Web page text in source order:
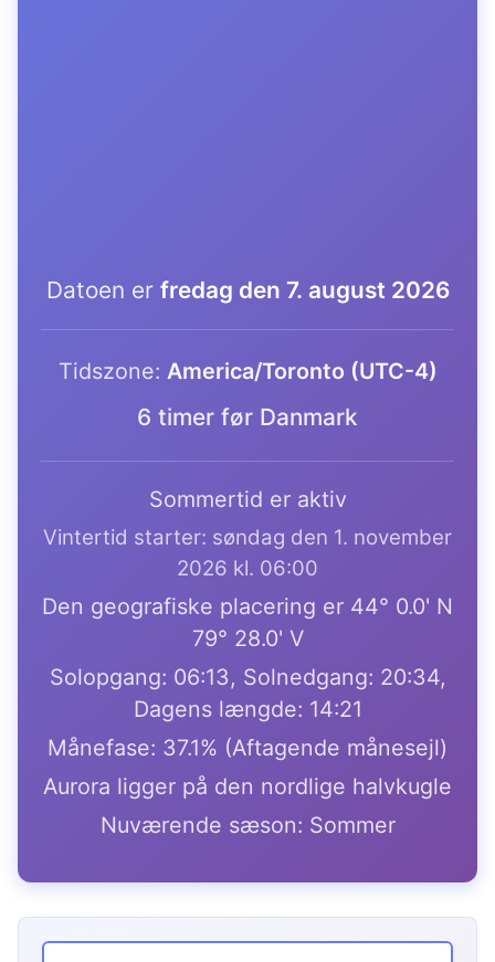
Datoen er fredag den 7. august 2026
Tidszone: America/Toronto (UTC-4)
6 timer før Danmark
Sommertid er aktiv
Vintertid starter: søndag den 1. november
2026 kl. 06:00
Den geografiske placering er 44° 0.0' N
79° 28.0' V
Solopgang: 06:13, Solnedgang: 20:34,
Dagens længde: 14:21
Månefase: 37.1% (Aftagende månesejl)
Aurora ligger på den nordlige halvkugle
Nuværende sæson: Sommer